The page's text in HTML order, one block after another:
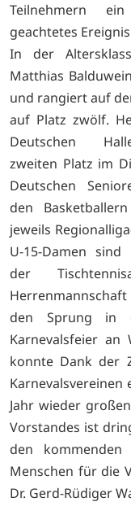
Teilnehmern
geachtetes
In der
Matthias
und rangiert auf
auf Platz zwölf.
Deutschen
zweiten Platz im
Deutschen
den
jeweils
U-15-Damen sind
der
den Sprung in
Karnevalsfeier an
konnte Dank der
Jahr wieder
Vorstandes ist
den
Menschen für die
Dr. Gerd-Rüdiger